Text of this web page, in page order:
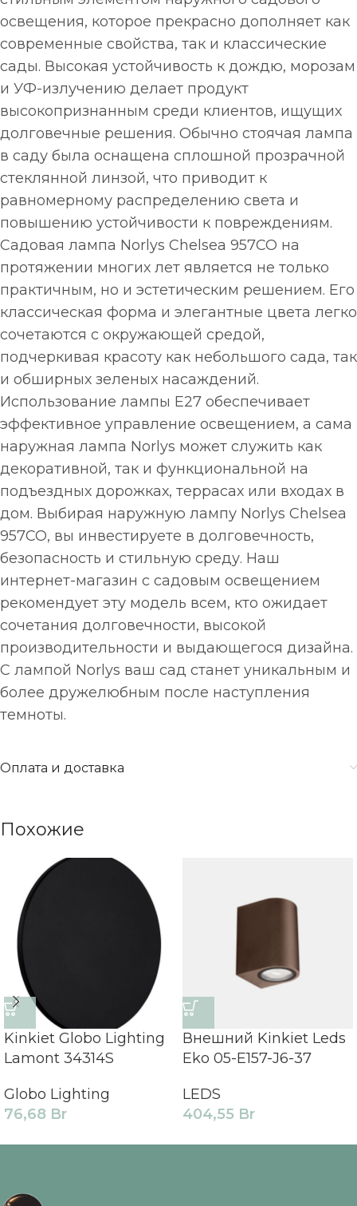
освещения, которое прекрасно дополняет как
современные свойства, так и классические
сады. Высокая устойчивость к дождю, морозам
и УФ-излучению делает продукт
высокопризнанным среди клиентов, ищущих
долговечные решения. Обычно стоячая лампа
в саду была оснащена сплошной прозрачной
стеклянной линзой, что приводит к
равномерному распределению света и
повышению устойчивости к повреждениям.
Садовая лампа Norlys Chelsea 957CO на
протяжении многих лет является не только
практичным, но и эстетическим решением. Его
классическая форма и элегантные цвета легко
сочетаются с окружающей средой,
подчеркивая красоту как небольшого сада, так
и обширных зеленых насаждений.
Использование лампы E27 обеспечивает
эффективное управление освещением, а сама
наружная лампа Norlys может служить как
декоративной, так и функциональной на
подъездных дорожках, террасах или входах в
дом. Выбирая наружную лампу Norlys Chelsea
957CO, вы инвестируете в долговечность,
безопасность и стильную среду. Наш
интернет-магазин с садовым освещением
рекомендует эту модель всем, кто ожидает
сочетания долговечности, высокой
производительности и выдающегося дизайна.
С лампой Norlys ваш сад станет уникальным и
более дружелюбным после наступления
темноты.
Оплата и доставка
Похожие
Kinkiet Globo Lighting
Lamont 34314S
Globo Lighting
76,68 Br
Внешний Kinkiet Leds
Eko 05-E157-J6-37
LEDS
404,55 Br